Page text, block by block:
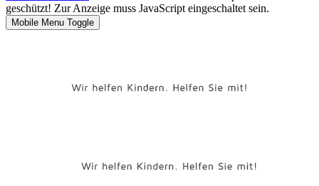
geschützt! Zur Anzeige muss JavaScript eingeschaltet sein.
Mobile Menu Toggle